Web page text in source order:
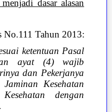
dasar alasan
No.111 Tahun 2013:
ketentuan Pasal
ayat (4) wajib
dan Pekerjanya
Kesehatan
dengan